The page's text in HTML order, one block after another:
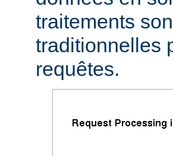
traitements
traditionnelles
requêtes.